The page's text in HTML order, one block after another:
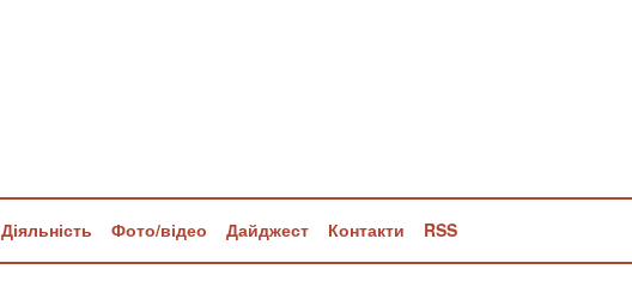
Діяльність Фото/відео Дайджест Контакти RSS